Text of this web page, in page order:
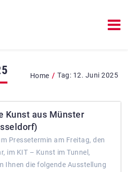
Home / Tag: 12. Juni 2025
Kunst aus Münster
Pressetermin am Freitag, den
im KIT – Kunst im Tunnel,
Ihnen die folgende Ausstellung